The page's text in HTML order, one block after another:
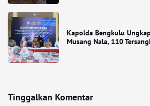
Kapolda Bengkulu
Musang Nala, 110
Tinggalkan Komentar